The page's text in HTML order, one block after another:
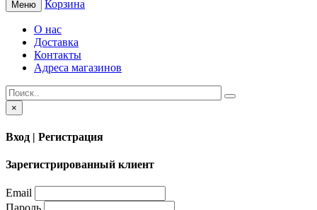
Меню Корзина
О нас
Доставка
Контакты
Адреса магазинов
×
Вход | Регистрация
Зарегистрированный клиент
Email